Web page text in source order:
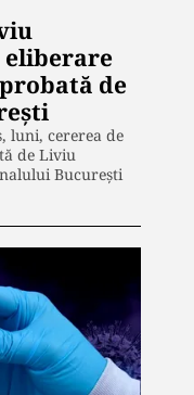
eliberare
de
luni, cererea de
de Liviu
București